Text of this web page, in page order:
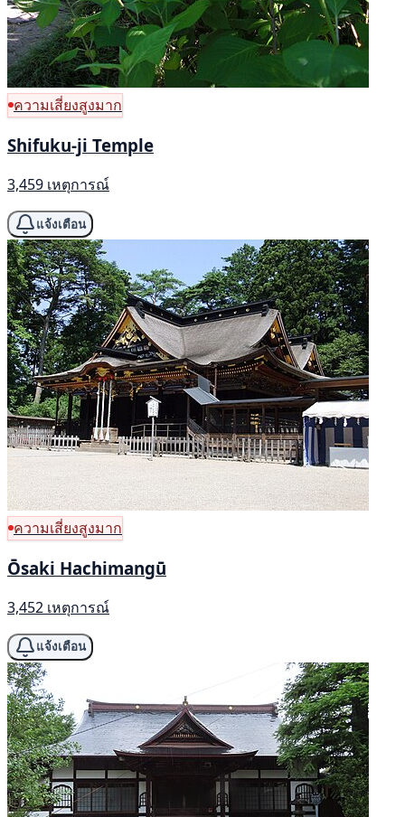
ความเสี่ยงสูงมาก
Shifuku-ji Temple
3,459 เหตุการณ์
แจ้งเตือน
ความเสี่ยงสูงมาก
Ōsaki Hachimangū
3,452 เหตุการณ์
แจ้งเตือน